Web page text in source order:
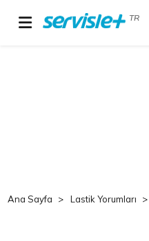
TR
Ana Sayfa Lastik Yorumları